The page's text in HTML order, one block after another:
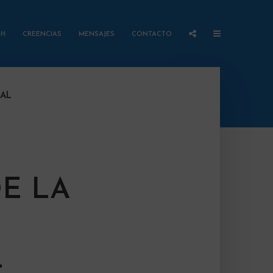
CREENCIAS MENSAJES CONTACTO
LA